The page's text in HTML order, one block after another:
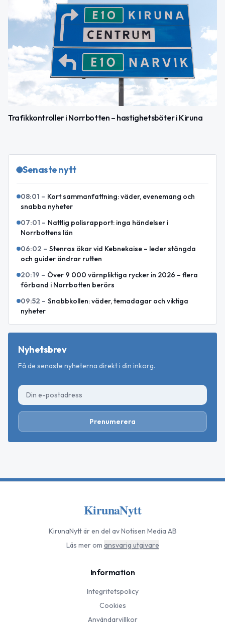
Trafikkontroller i Norrbotten – hastighetsböter i Kiruna
Senaste nytt
08:01 – Kort sammanfattning: väder, evenemang och
snabba nyheter
07:01 – Nattlig polisrapport: inga händelser i
Norrbottens län
06:02 – Stenras ökar vid Kebnekaise – leder stängda
och guider ändrar rutten
20:19 – Över 9 000 värnpliktiga rycker in 2026 – flera
förband i Norrbotten berörs
09:52 – Snabbkollen: väder, temadagar och viktiga
nyheter
Nyhetsbrev
Få de senaste nyheterna direkt i din inkorg.
Prenumerera
KirunaNytt
KirunaNyttär en del av Notisen Media AB
Läs mer om ansvarig utgivare
Information
Integritetspolicy
Cookies
Användarvillkor